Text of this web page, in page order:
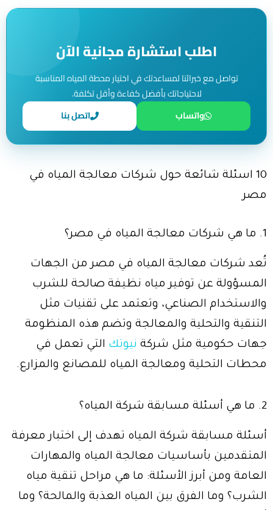
اطلب استشارة مجانية الآن
تواصل مع خبرائنا لمساعدتك في اختيار محطة المياه المناسبة
لاحتياجاتك بأفضل كفاءة وأقل تكلفة.
واتساب
اتصل بنا
10 اسئلة شائعة حول شركات معالجة المياه في
مصر
1. ما هي شركات معالجة المياه في مصر؟
تُعد شركات معالجة المياه في مصر من الجهات
المسؤولة عن توفير مياه نظيفة صالحة للشرب
والاستخدام الصناعي، وتعتمد على تقنيات مثل
التنقية والتحلية والمعالجة وتضم هذه المنظومة
جهات حكومية مثل شركة نيوتك التي تعمل في
محطات التحلية ومعالجة المياه للمصانع والمزارع.
2. ما هي أسئلة مسابقة شركة المياه؟
أسئلة مسابقة شركة المياه تهدف إلى اختبار معرفة
المتقدمين بأساسيات معالجة المياه والمهارات
العامة ومن أبرز الأسئلة: ما هي مراحل تنقية مياه
الشرب؟ وما الفرق بين المياه العذبة والمالحة؟ وما